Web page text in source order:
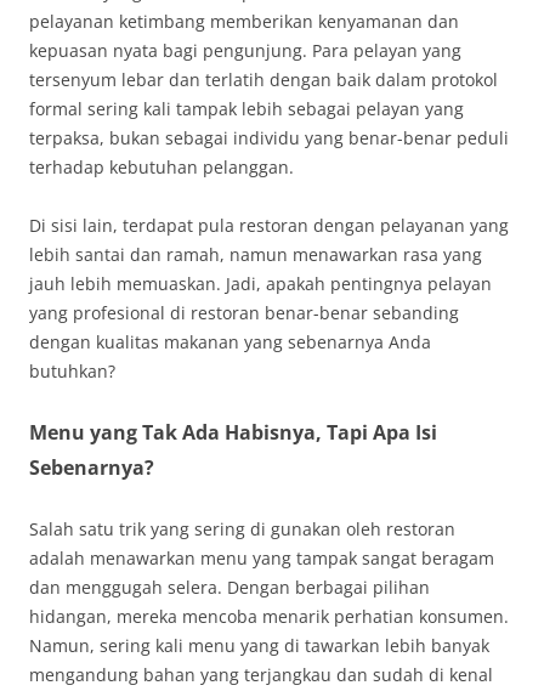
pelayanan ketimbang memberikan kenyamanan dan
kepuasan nyata bagi pengunjung. Para pelayan yang
tersenyum lebar dan terlatih dengan baik dalam protokol
formal sering kali tampak lebih sebagai pelayan yang
terpaksa, bukan sebagai individu yang benar-benar peduli
terhadap kebutuhan pelanggan.
Di sisi lain, terdapat pula restoran dengan pelayanan yang
lebih santai dan ramah, namun menawarkan rasa yang
jauh lebih memuaskan. Jadi, apakah pentingnya pelayan
yang profesional di restoran benar-benar sebanding
dengan kualitas makanan yang sebenarnya Anda
butuhkan?
Menu yang Tak Ada Habisnya, Tapi Apa Isi
Sebenarnya?
Salah satu trik yang sering di gunakan oleh restoran
adalah menawarkan menu yang tampak sangat beragam
dan menggugah selera. Dengan berbagai pilihan
hidangan, mereka mencoba menarik perhatian konsumen.
Namun, sering kali menu yang di tawarkan lebih banyak
mengandung bahan yang terjangkau dan sudah di kenal